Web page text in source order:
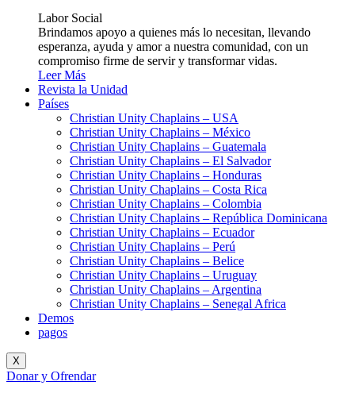
Labor Social
Brindamos apoyo a quienes más lo necesitan, llevando
esperanza, ayuda y amor a nuestra comunidad, con un
compromiso firme de servir y transformar vidas.
Leer Más
Revista la Unidad
Países
Christian Unity Chaplains – USA
Christian Unity Chaplains – México
Christian Unity Chaplains – Guatemala
Christian Unity Chaplains – El Salvador
Christian Unity Chaplains – Honduras
Christian Unity Chaplains – Costa Rica
Christian Unity Chaplains – Colombia
Christian Unity Chaplains – República Dominicana
Christian Unity Chaplains – Ecuador
Christian Unity Chaplains – Perú
Christian Unity Chaplains – Belice
Christian Unity Chaplains – Uruguay
Christian Unity Chaplains – Argentina
Christian Unity Chaplains – Senegal Africa
Demos
pagos
X
Donar y Ofrendar